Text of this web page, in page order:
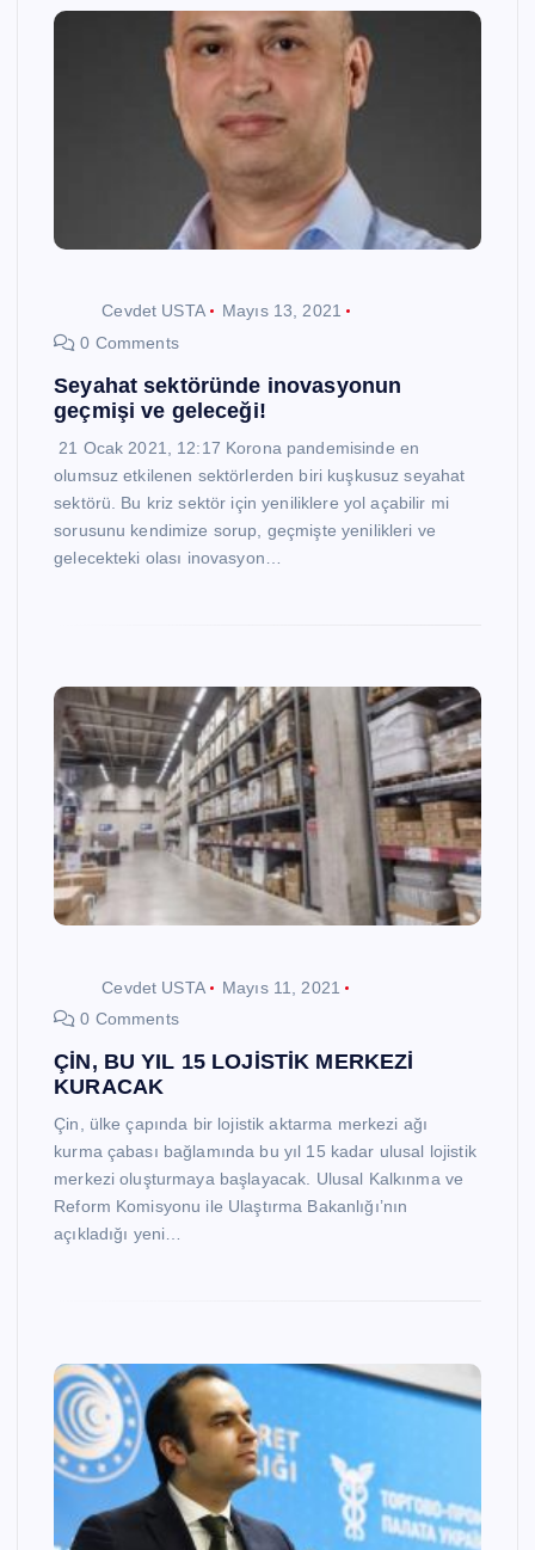
Cevdet USTA
Mayıs 13, 2021
0 Comments
Seyahat sektöründe inovasyonun
geçmişi ve geleceği!
21 Ocak 2021, 12:17 Korona pandemisinde en
olumsuz etkilenen sektörlerden biri kuşkusuz seyahat
sektörü. Bu kriz sektör için yeniliklere yol açabilir mi
sorusunu kendimize sorup, geçmişte yenilikleri ve
gelecekteki olası inovasyon…
Cevdet USTA
Mayıs 11, 2021
0 Comments
ÇİN, BU YIL 15 LOJİSTİK MERKEZİ
KURACAK
Çin, ülke çapında bir lojistik aktarma merkezi ağı
kurma çabası bağlamında bu yıl 15 kadar ulusal lojistik
merkezi oluşturmaya başlayacak. Ulusal Kalkınma ve
Reform Komisyonu ile Ulaştırma Bakanlığı’nın
açıkladığı yeni…